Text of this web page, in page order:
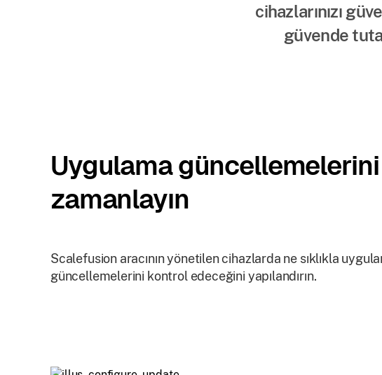
cihazlarınızı
güvende
Uygulama güncellemelerini
zamanlayın
Scalefusion aracının yönetilen cihazlarda ne sıklıkla
güncellemelerini kontrol edeceğini yapılandırın.